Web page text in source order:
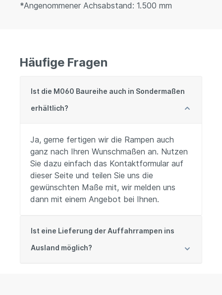
*Angenommener Achsabstand: 1.500 mm
Häufige Fragen
Ist die M060 Baureihe auch in Sondermaßen
erhältlich?
Ja, gerne fertigen wir die Rampen auch
ganz nach Ihren Wunschmaßen an. Nutzen
Sie dazu einfach das Kontaktformular auf
dieser Seite und teilen Sie uns die
gewünschten Maße mit, wir melden uns
dann mit einem Angebot bei Ihnen.
Ist eine Lieferung der Auffahrrampen ins
Ausland möglich?